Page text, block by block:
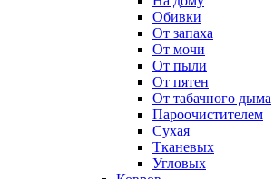
Обивки
От запаха
От мочи
От пыли
От пятен
От табачного дыма
Пароочистителем
Сухая
Тканевых
Угловых